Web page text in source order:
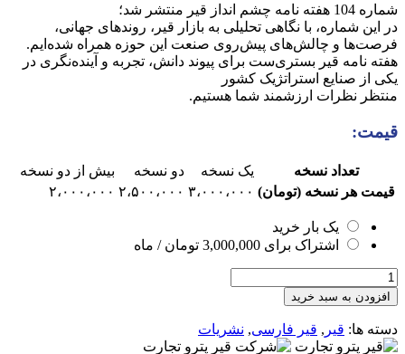
شماره 104 هفته نامه چشم انداز قیر منتشر شد؛
‎در این شماره، با نگاهی تحلیلی به بازار قیر، روندهای جهانی،
فرصت‌ها و چالش‌های پیش‌روی صنعت این حوزه همراه شده‌ایم.
‎هفته نامه قیر بستری‌ست برای پیوند دانش، تجربه و آینده‌نگری در
یکی از صنایع استراتژیک کشور
قیمت:
تعداد نسخه یک نسخه دو نسخه
بیش از دو نسخه
قیمت هر نسخه (تومان) ۳،۰۰۰،۰۰۰ ۲،۵۰۰،۰۰۰ ۲،۰۰۰،۰۰۰
یک بار خرید
اشتراک برای 3,000,000 تومان / ماه
هفته
نامه
چشم
انداز
قیر
افزودن به سبد خرید
دسته ها: قیر , قیر فارسی, نشریات